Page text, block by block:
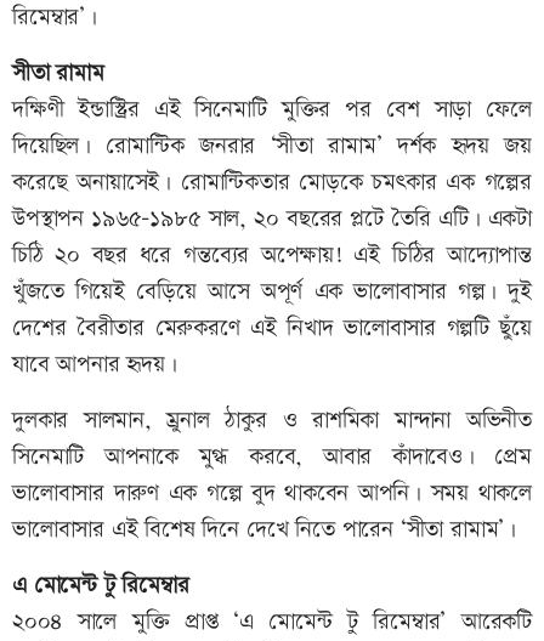
রিমেম্বার’।
সীতা রামাম
দক্ষিণী ইন্ডাস্ট্রির এই সিনেমাটি মুক্তির পর বেশ সাড়া ফেলে
দিয়েছিল। রোমান্টিক জনরার ‘সীতা রামাম’ দর্শক হৃদয় জয়
করেছে অনায়াসেই। রোমান্টিকতার মোড়কে চমৎকার এক গল্পের
উপস্থাপন ১৯৬৫-১৯৮৫ সাল, ২০ বছরের প্লটে তৈরি এটি। একটা
চিঠি ২০ বছর ধরে গন্তব্যের অপেক্ষায়! এই চিঠির আদ্যোপান্ত
খুঁজতে গিয়েই বেড়িয়ে আসে অপূর্ণ এক ভালোবাসার গল্প। দুই
দেশের বৈরীতার মেরুকরণে এই নিখাদ ভালোবাসার গল্পটি ছুঁয়ে
যাবে আপনার হৃদয়।
দুলকার সালমান, ম্রুনাল ঠাকুর ও রাশমিকা মান্দানা অভিনীত
সিনেমাটি আপনাকে মুগ্ধ করবে, আবার কাঁদাবেও। প্রেম
ভালোবাসার দারুণ এক গল্পে বুদ থাকবেন আপনি। সময় থাকলে
ভালোবাসার এই বিশেষ দিনে দেখে নিতে পারেন ‘সীতা রামাম’।
এ মোমেন্ট টু রিমেম্বার
২০০৪ সালে মুক্তি প্রাপ্ত ‘এ মোমেন্ট টু রিমেম্বার’ আরেকটি